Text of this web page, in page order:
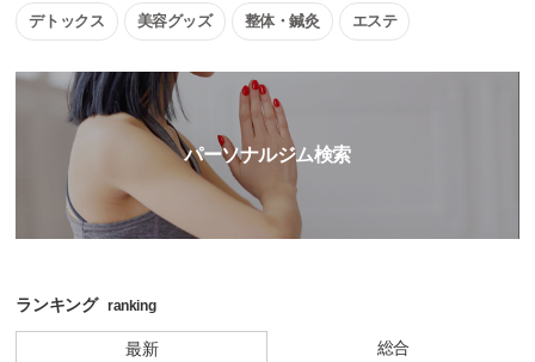
デトックス 美容グッズ 整体・鍼灸 エステ
パーソナルジム検索
ランキング ranking
最新 総合